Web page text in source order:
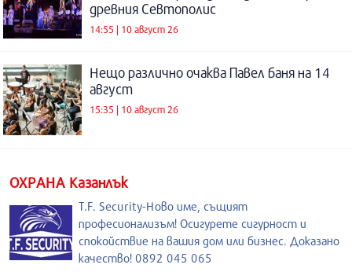
древния Севтополис
14:55 | 10 август 26
Нещо различно очаква Павел баня на 14
август
15:35 | 10 август 26
ОХРАНА Казанлък
T.F. Security-Ново име, същият
професионализъм! Осигурете сигурност и
спокойствие на вашия дом или бизнес. Доказано
качество! 0892 045 065